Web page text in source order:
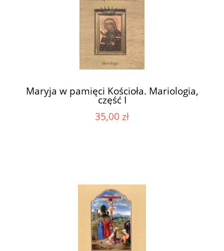
Maryja w pamięci Kościoła. Mariologia,
część I
35,00 zł